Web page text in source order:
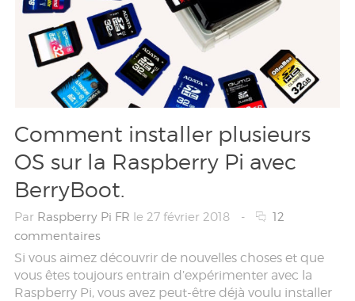
Comment installer plusieurs
OS sur la Raspberry Pi avec
BerryBoot.
Par Raspberry Pi FR le 27 février 2018 -
12
commentaires
Si vous aimez découvrir de nouvelles choses et que
vous êtes toujours entrain d’expérimenter avec la
Raspberry Pi, vous avez peut-être déjà voulu installer